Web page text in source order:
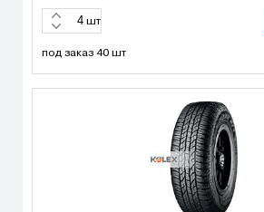
шт
под заказ 40 шт